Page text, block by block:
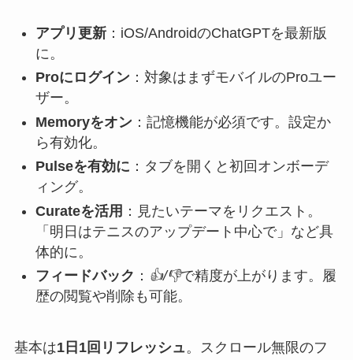
アプリ更新：iOS/AndroidのChatGPTを最新版
に。
Proにログイン：対象はまずモバイルのProユー
ザー。
Memoryをオン：記憶機能が必須です。設定か
ら有効化。
Pulseを有効に ：タブを開くと初回オンボーデ
ィング。
Curateを活用 ：見たいテーマをリクエスト。
「明日はテニスのアップデート中心で」など具
体的に。
フィードバック ： 👍/👎で精度が上がります。履
歴の閲覧や削除も可能。
基本は1日1回リフレッシュ 。スクロール無限のフ